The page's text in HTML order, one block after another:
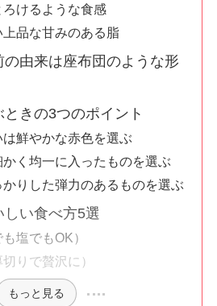
けるような食感
品な甘みのある脂
由来は座布団のような形
きの3つのポイント
鮮やかな赤色を選ぶ
く均一に入ったものを選ぶ
りした弾力のあるものを選ぶ
い食べ方5選
塩でもOK）
りで贅沢に）
もっと見る